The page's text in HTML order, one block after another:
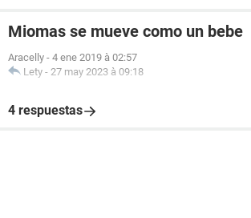
Miomas se mueve como un bebe
Aracelly - 4 ene 2019 à 02:57
Lety - 27 may 2023 à 09:18
4 respuestas